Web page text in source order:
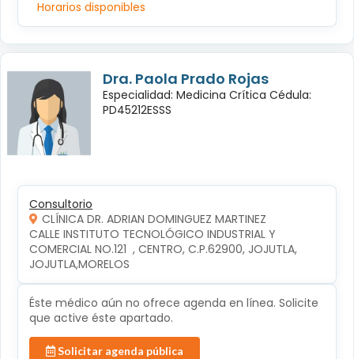
Horarios disponibles
Dra. Paola Prado Rojas
Especialidad: Medicina Crítica Cédula:
PD45212ESSS
Consultorio
CLÍNICA DR. ADRIAN DOMINGUEZ MARTINEZ
CALLE INSTITUTO TECNOLÓGICO INDUSTRIAL Y
COMERCIAL NO.121  , CENTRO, C.P.62900, JOJUTLA,
JOJUTLA,MORELOS
Éste médico aún no ofrece agenda en línea. Solicite
que active éste apartado.
Solicitar agenda pública